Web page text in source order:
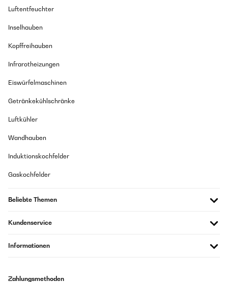
Luftentfeuchter
Inselhauben
Kopffreihauben
Infrarotheizungen
Eiswürfelmaschinen
Getränkekühlschränke
Luftkühler
Wandhauben
Induktionskochfelder
Gaskochfelder
Beliebte Themen
Kundenservice
Informationen
Zahlungsmethoden